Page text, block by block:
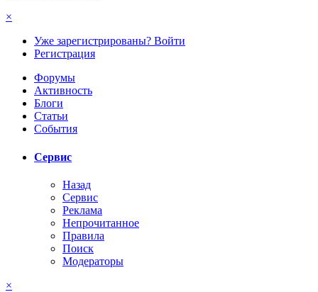
×
Уже зарегистрированы? Войти
Регистрация
Форумы
Активность
Блоги
Статьи
События
Сервис
Назад
Сервис
Реклама
Непрочитанное
Правила
Поиск
Модераторы
×